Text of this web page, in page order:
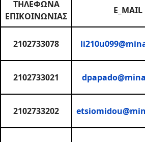
ΤΗΛΕΦΩΝΑ
ΕΠΙΚΟΙΝΩΝΙΑΣ
E_MAIL
2102733078
2102733021
2102733202